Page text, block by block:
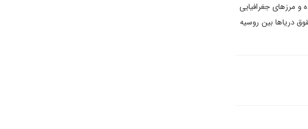
و مرزهای جغرافیایی
دریاها بین روسیه